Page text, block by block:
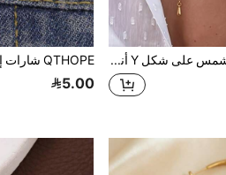
قلادة قلادة شمس على شكل Y أنيقة، للنساء والفتيات، قلادة قلادة فاخرة مرصعة بالزركونيا المكعبة مع شرابة طويلة، هدية مجوهرات فاخرة
5.00